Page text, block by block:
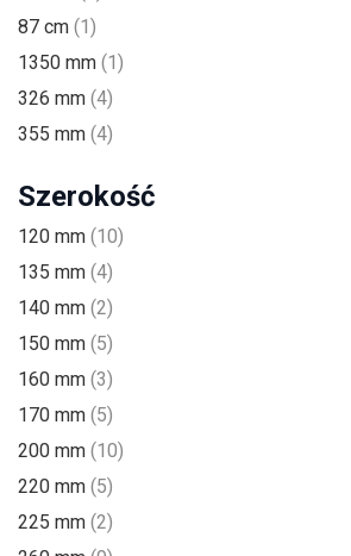
87 cm (1)
1350 mm (1)
326 mm (4)
355 mm (4)
Szerokość
120 mm (10)
135 mm (4)
140 mm (2)
150 mm (5)
160 mm (3)
170 mm (5)
200 mm (10)
220 mm (5)
225 mm (2)